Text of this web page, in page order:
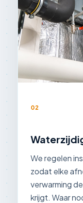
02
We regelen
zodat elke
verwarming
krijgt. Waar